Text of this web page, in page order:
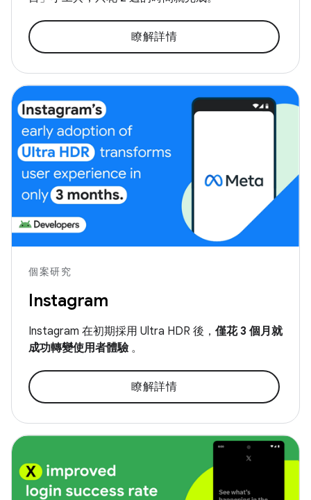
瞭解詳情
個案研究
Instagram
Instagram 在初期採用 Ultra HDR 後， 僅花 3 個月就
成功轉變使用者體驗 。
瞭解詳情